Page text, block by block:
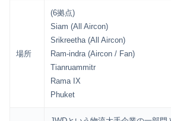
場所
(6拠点)
Siam (All Aircon)
Srikreetha (All Aircon)
Ram-indra (Aircon / Fan)
Tianruammitr
Rama IX
Phuket